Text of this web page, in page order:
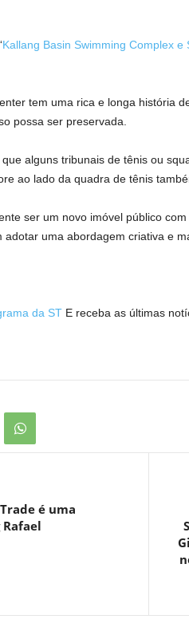
Kallang Basin Swimming Complex
tem uma rica e longa história
possa ser preservada.
alguns tribunais de tênis ou
ao lado da quadra de tênis
ser um novo imóvel público
adotar uma abordagem criativa e
da STE receba as últimas
é uma